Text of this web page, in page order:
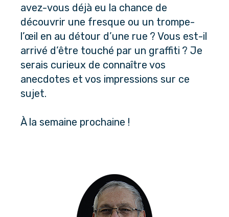
avez-vous déjà eu la chance de
découvrir une fresque ou un trompe-
l’œil en au détour d’une rue ? Vous est-il
arrivé d’être touché par un graffiti ? Je
serais curieux de connaître vos
anecdotes et vos impressions sur ce
sujet.
À la semaine prochaine !